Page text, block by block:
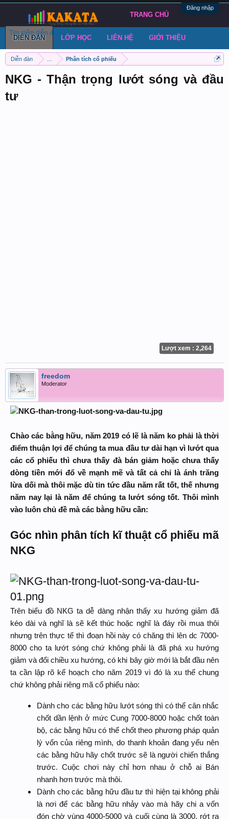
Đăng nhập
Diễn đàn Phân tích cổ phiếu
NKG - Thận trọng lướt sóng và đầu
tư
Lượt xem : 2,264
freedom
Moderator
Chào các bằng hữu, năm 2019 có lẽ là năm ko phải là thời
điểm thuận lợi để chúng ta mua đầu tư dài hạn vì lướt qua
các cổ phiếu thì chưa thấy đà bán giảm hoặc chưa thấy
dòng tiền mới đổ về mạnh mẽ và tất cả chỉ là ánh trăng
lừa dối mà thôi mặc dù tin tức đầu năm rất tốt, thế nhưng
năm nay lại là năm để chúng ta lướt sóng tốt. Thôi mình
vào luôn chủ đề mà các bằng hữu cần:
Góc nhìn phân tích kĩ thuật cổ phiếu mã
NKG
Trên biểu đồ NKG ta dễ dàng nhận thấy xu hướng giảm đã
kéo dài và nghĩ là sẽ kết thúc hoặc nghĩ là đáy rồi mua thôi
nhưng trên thực tế thì đoạn hồi này có chăng thì lên dc 7000-
8000 cho ta lướt sóng chứ không phải là đã phá xu hướng
giảm và đổi chiều xu hướng, có khi bây giờ mới là bắt đầu nên
ta cần lập rõ kế hoạch cho năm 2019 vì đó là xu thế chung
chứ không phải riêng mã cổ phiếu nào:
Dành cho các bằng hữu lướt sóng thì có thể cân nhắc
chốt dần lệnh ở mức Cung 7000-8000 hoặc chốt toàn
bộ, các bằng hữu có thể chốt theo phương pháp quản
lý vốn của riêng mình, do thanh khoản đang yếu nên
các bằng hữu hãy chốt trước sẽ là người chiến thắng
trước. Cuộc chơi này chỉ hơn nhau ở chỗ ai Bán
nhanh hơn trước mà thôi.
Dành cho các bằng hữu đầu tư thì hiện tại không phải
là nơi để các bằng hữu nhảy vào mà hãy chi a vốn
đón chờ vùng 4000-5000 và cuối cùng là 3000, rớt ra
TRANG CHỦ
DIỄN ĐÀN
Tìm kiếm diễn đàn Bài viết gần đây Đăng chủ đề
LỚP HỌC LIÊN HỆ GIỚI THIỆU